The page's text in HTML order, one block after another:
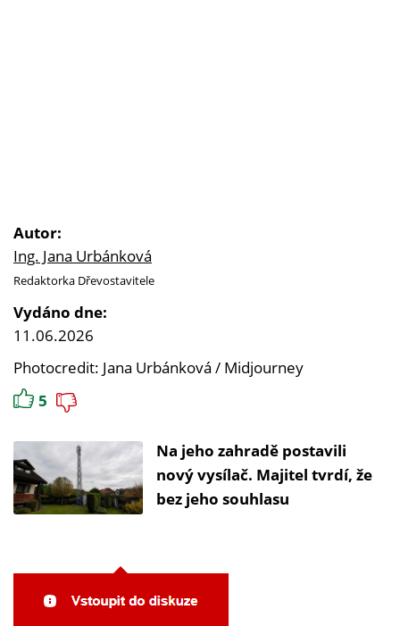
Autor:
Ing. Jana Urbánková
Redaktorka Dřevostavitele
Vydáno dne:
11.06.2026
Photocredit: Jana Urbánková / Midjourney
5
Na jeho zahradě postavili
nový vysílač. Majitel tvrdí, že
bez jeho souhlasu